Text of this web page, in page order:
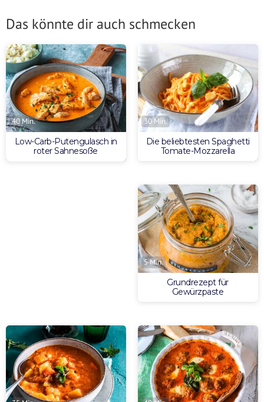
Das könnte dir auch schmecken
40 Min.
Low-Carb-Putengulasch in
roter Sahnesoße
30 Min.
Die beliebtesten Spaghetti
Tomate-Mozzarella
5 Min.
Grundrezept für
Gewürzpaste